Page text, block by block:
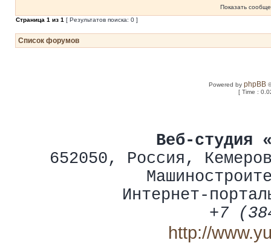
Показать
Страница 1 из 1 [ Результатов поиска: 0 ]
Список форумов
Powered byphpBB
[ Time :
Веб-студия
652050, Россия ,
Интернет-
+7
http://